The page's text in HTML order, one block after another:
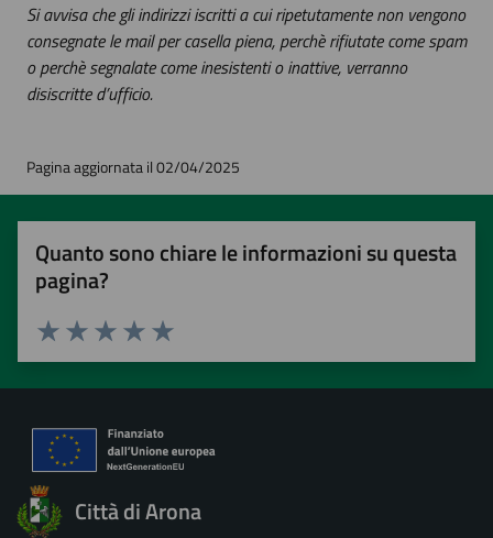
Si avvisa che gli indirizzi iscritti a cui ripetutamente non vengono
consegnate le mail per casella piena, perchè rifiutate come spam
o perchè segnalate come inesistenti o inattive, verranno
disiscritte d’ufficio.
Pagina aggiornata il 02/04/2025
Quanto sono chiare le informazioni su questa
pagina?
Valuta 5 stelle su 5
Valuta 4 stelle su 5
Valuta 3 stelle su 5
Valuta 2 stelle su 5
Valuta 1 stelle su 5
Città di Arona